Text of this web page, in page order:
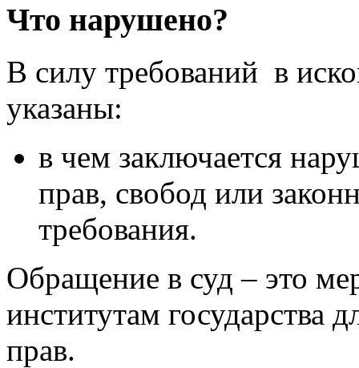
Что нарушено?
В силу требований в
указаны:
в чем заключается
прав, свобод или
требования.
Обращение в суд – это
институтам государства
прав.